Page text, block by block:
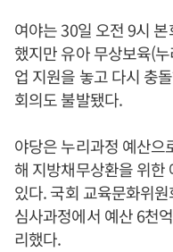
여야는 30일 오전 9시
했지만 유아 무상보육(
업 지원을 놓고 다시 충
회의도 불발됐다.
야당은 누리과정 예산으
해 지방채무상환을 위한
있다. 국회 교육문화위
심사과정에서 예산 6천
리했다.